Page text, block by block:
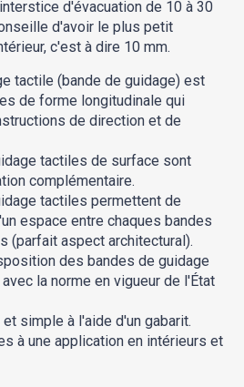
d'évacuation de 10 à 30
d'avoir le plus petit
c'est à dire 10 mm.
tactile (bande de guidage) est
de forme longitudinale qui
de direction et de
tactiles de surface sont
complémentaire.
tactiles permettent de
espace entre chaques bandes
(parfait aspect architectural).
des bandes de guidage
la norme en vigueur de l'État
simple à l'aide d'un gabarit.
à une application en intérieurs et